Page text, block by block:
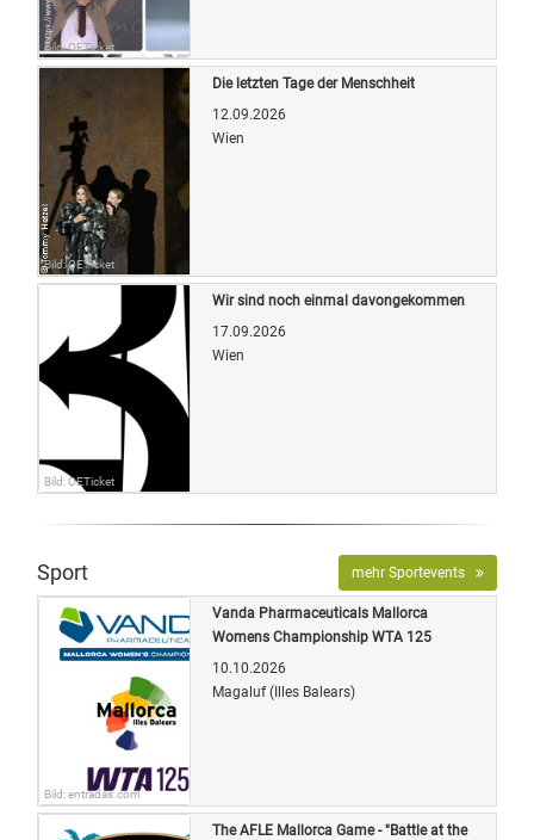
Bild: OETicket
Bild: OETicket
Die letzten Tage der Menschheit
12.09.2026
Wien
Bild: OETicket
Wir sind noch einmal davongekommen
17.09.2026
Wien
Sport mehr Sportevents
Bild: entradas.com
Vanda Pharmaceuticals Mallorca
Womens Championship WTA 125
10.10.2026
Magaluf (Illes Balears)
The AFLE Mallorca Game - "Battle at the